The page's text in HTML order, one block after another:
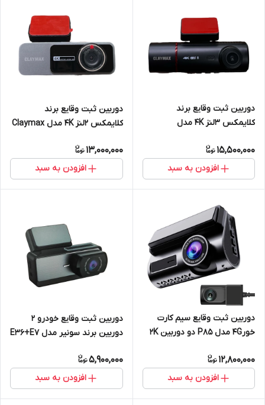
دوربین ثبت وقایع برند
کلایمکس 3لنز 4K مدل
15,500,000
افزودن به سبد
دوربین ثبت وقایع برند
کلایمکس 2لنز 4K مدل Claymax
13,000,000
افزودن به سبد
دوربین ثبت وقایع سیم کارت
خور4G مدل P85 دو دوربین 2K
12,800,000
افزودن به سبد
دوربین ثبت وقایع خودرو 2
دوربین برند سونیر مدل E36+E7
5,900,000
افزودن به سبد